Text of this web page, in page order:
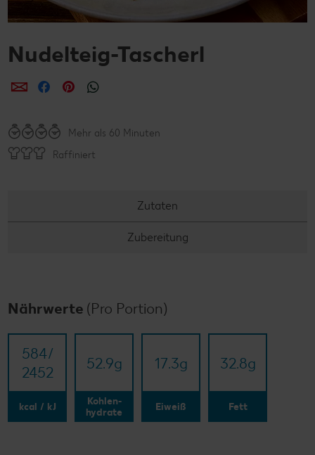
Nudelteig-Tascherl
per E-Mail teilen
per Facebook teilen
per Pinterest teilen
Mehr als 60 Minuten
Raffiniert
Zutaten
Zubereitung
Nährwerte (Pro Portion)
584/​
2452
kcal / kJ
52.9g
Kohlen-
hydrate
17.3g
Eiweiß
32.8g
Fett